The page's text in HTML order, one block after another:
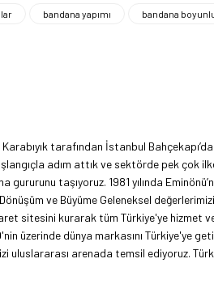
bandana yapımı bandana
tarafından İstanbul
adım attık ve sektörde pek çok
taşıyoruz. 1981 yılında
ve Büyüme Geleneksel
sitesini kurarak tüm Türkiye'ye hizmet
üzerinde dünya markasını Türkiye'ye
uluslararası arenada temsil ediyoruz.